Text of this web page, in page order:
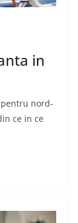
in
nord-
ce in ce